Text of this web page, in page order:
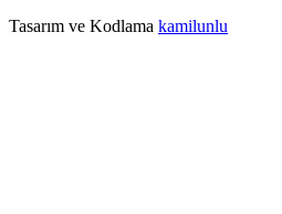
Tasarım ve Kodlama kamilunlu